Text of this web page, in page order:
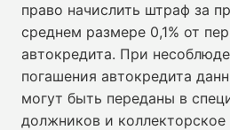
право начислить штраф за
среднем размере 0,1% от
автокредита. При
погашения автокредита
могут быть переданы в
должников и коллекторское